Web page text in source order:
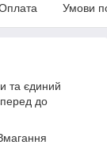
Умови
та єдиний
до